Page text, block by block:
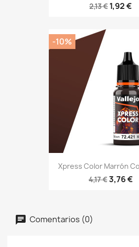
2,13 € 1,92 €
Xpress Color Marrón
4,17 €3,76 €
-10%
Comentarios (0)